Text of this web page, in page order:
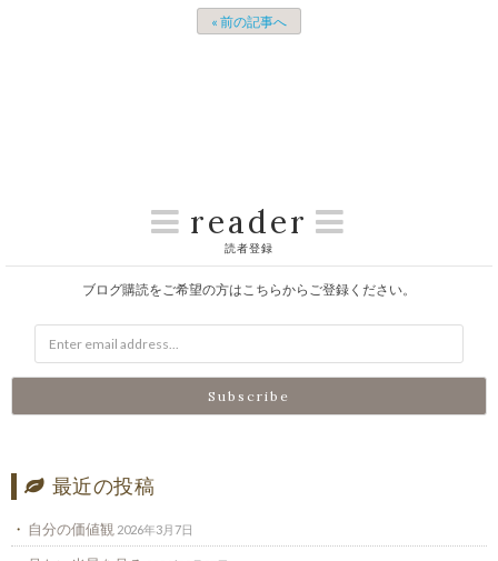
« 前の記事へ
reader
読者登録
ブログ購読をご希望の方はこちらからご登録ください。
最近の投稿
自分の価値観 2026年3月7日